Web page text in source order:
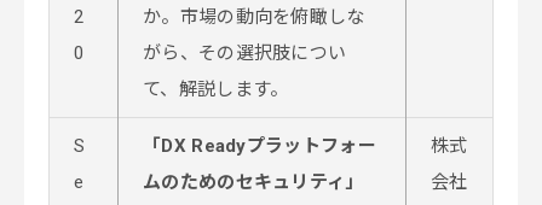
2
0
か。市場の動向を俯瞰しな
がら、その選択肢につい
て、解説します。
S
e
「DX Readyプラットフォー
ムのためのセキュリティ」
株式
会社